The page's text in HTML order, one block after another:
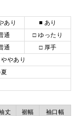
あり
■ あり
通
□ ゆったり
通
□ 厚手
やあり
丈 裾幅 袖口幅